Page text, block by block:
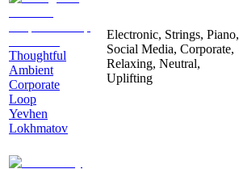
Thoughtful
Ambient
Corporate
Loop
Yevhen
Lokhmatov
Electronic, Strings, Piano,
Social Media, Corporate,
Relaxing, Neutral,
Uplifting